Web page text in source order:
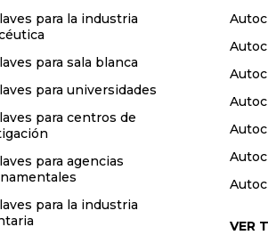
para la industria
para sala blanca
para universidades
para centros de
para agencias
para la industria
VER